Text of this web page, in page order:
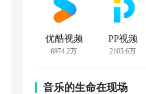
优酷视频
6974.2万
PP视频
2105.6万
音乐的生命在现场